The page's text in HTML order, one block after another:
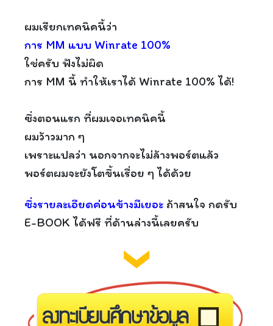
ผมเรียกเทคนิคนี้ว่า
การ MM แบบ Winrate 100%
ใช่ครับ ฟังไม่ผิด
การ MM นี้ ทำให้เราได้ Winrate 100% ได้!
ซึ่งตอนแรก ที่ผมเจอเทคนิคนี้
ผมว้าวมาก ๆ
เพราะแปลว่า นอกจากจะไม่ล้างพอร์ตแล้ว
พอร์ตผมจะยังโตขึ้นเรื่อย ๆ ได้ด้วย
ซึ่งรายละเอียดค่อนข้างมีเยอะ ถ้าสนใจ กดรับ
E-BOOK ได้ฟรี ที่ด้านล่างนี้เลยครับ